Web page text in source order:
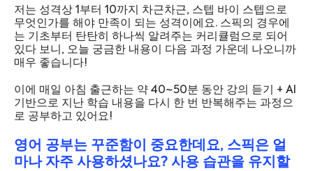
저는 성격상 1부터 10까지 차근차근, 스텝 바이 스텝으로
무엇인가를 해야 만족이 되는 성격이에요. 스픽의 경우에
는 기초부터 탄탄히 하나씩 알려주는 커리큘럼으로 되어
있다 보니, 오늘 궁금한 내용이 다음 과정 가운데 나오니까
매우 좋습니다!
이에 매일 아침 출근하는 약 40~50분 동안 강의 듣기 + AI
기반으로 지난 학습 내용을 다시 한 번 반복해주는 과정으
로 공부하고 있어요!
영어 공부는 꾸준함이 중요한데요, 스픽은 얼
마나 자주 사용하셨나요? 사용 습관을 유지할